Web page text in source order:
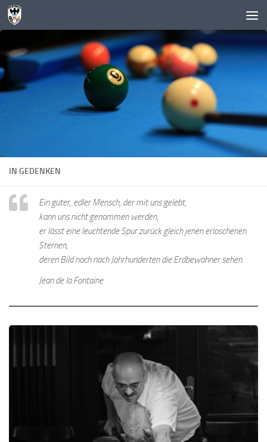
Zum Inhalt springen
IN GEDENKEN
Ein guter, edler Mensch, der mit uns gelebt,
kann uns nicht genommen werden,
er lässt eine leuchtende Spur zurück gleich jenen erloschenen
Sternen,
deren Bild noch nach Jahrhunderten die Erdbewohner sehen.
Jean de la Fontaine